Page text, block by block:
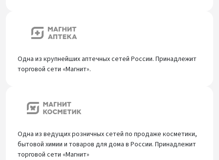
Одна из крупнейших аптечных сетей России. Принадлежит
торговой сети «Магнит».
Одна из ведущих розничных сетей по продаже косметики,
бытовой химии и товаров для дома в России. Принадлежит
торговой сети «Магнит»